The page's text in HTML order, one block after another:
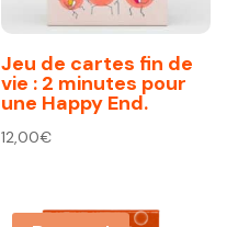
Jeu de cartes fin de
vie : 2 minutes pour
une Happy End.
12,00€